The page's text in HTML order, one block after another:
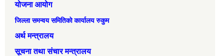
योजना आयोग
जिल्ला समन्वय समितिको कार्यालय रुकुम
अर्थ मन्त्रालय
सूचना तथा संचार मन्त्रालय